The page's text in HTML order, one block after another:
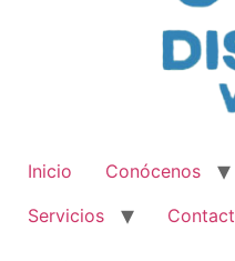
Inicio Conócenos
Servicios